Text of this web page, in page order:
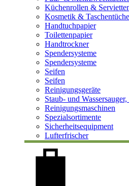
Küchenrollen &
Kosmetik &
Handtuchpapier
Toilettenpapier
Handtrockner
Spendersysteme
Spendersysteme
Seifen
Seifen
Reinigungsgeräte
Staub- und
Reinigungsmaschinen
Spezialsortimente
Sicherheitsequipment
Lufterfrischer